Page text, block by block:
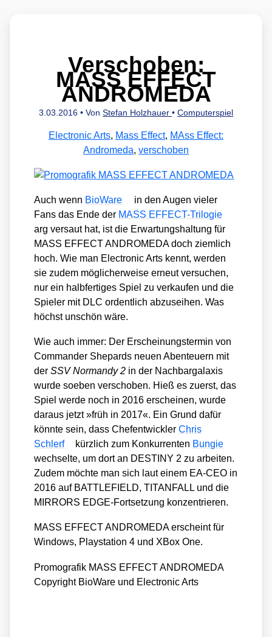
Verschoben:
MASS EFFECT
ANDROMEDA
3.03.2016 • Von Stefan Holzhauer • Computerspiel
Electronic Arts, Mass Effect, MAss Effect:
Andromeda, verschoben
Auch wenn Bio­Wa­re
in den Augen vie­ler
Fans das Ende der MASS EFFECT-Tri­lo­gie
arg ver­saut hat, ist die Erwar­tungs­hal­tung für
MASS EFFECT ANDROMEDA doch ziem­lich
hoch. Wie man Elec­tro­nic Arts kennt, wer­den
sie zudem mög­li­cher­wei­se erneut ver­su­chen,
nur ein halb­fer­ti­ges Spiel zu ver­kau­fen und die
Spie­ler mit DLC ordent­lich abzu­sei­hen. Was
höchst unschön wäre.
Wie auch immer: Der Erschei­nungs­ter­min von
Com­man­der She­pards neu­en Aben­teu­ern mit
derSSV Nor­man­dy 2 in der Nach­bar­ga­la­xis
wur­de soeben ver­scho­ben. Hieß es zuerst, das
Spiel wer­de noch in 2016 erschei­nen, wur­de
dar­aus jetzt »früh in 2017«. Ein Grund dafür
könn­te sein, dass Chef­ent­wick­lerChris
Schlerf
kürz­lich zum Kon­kur­ren­ten Bun­gie
wech­sel­te, um dort an DESTINY 2 zu arbei­ten.
Zudem möch­te man sich laut einem EA-CEO in
2016 auf BATTLEFIELD, TITANFALL und die
MIRRORS EDGE-Fort­set­zung kon­zen­trie­ren.
MASS EFFECT ANDROMEDA erscheint für
Win­dows, Play­sta­ti­on 4 und XBox One.
Pro­mo­gra­fik MASS EFFECT ANDROMEDA
Copy­right Bio­Wa­re und Elec­tro­nic Arts